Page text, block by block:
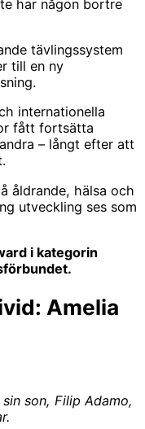
har någon bortre
tävlingssystem
till en ny
internationella
fått fortsätta
– långt efter att
åldrande, hälsa och
utveckling ses som
i kategorin
Amelia
son, Filip Adamo,